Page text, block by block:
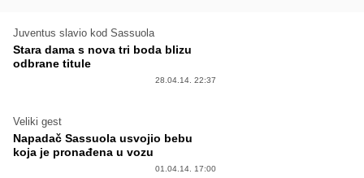
Juventus slavio kod Sassuola
Stara dama s nova tri boda blizu
odbrane titule
28.04.14. 22:37
Veliki gest
Napadač Sassuola usvojio bebu
koja je pronađena u vozu
01.04.14. 17:00